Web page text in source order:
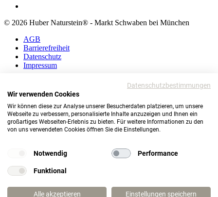
© 2026 Huber Naturstein® - Markt Schwaben bei München
AGB
Barrierefreiheit
Datenschutz
Impressum
Barrierefreiheit
Datenschutz
Impressum
© 2026 Huber Naturstein®
Markt Schwaben bei München
Datenschutzbestimmungen
Wir verwenden Cookies
Wir können diese zur Analyse unserer Besucherdaten platzieren, um unsere
Webseite zu verbessern, personalisierte Inhalte anzuzeigen und Ihnen ein
großartiges Webseiten-Erlebnis zu bieten. Für weitere Informationen zu den
von uns verwendeten Cookies öffnen Sie die Einstellungen.
Notwendig Performance
Funktional
Alle akzeptieren Einstellungen speichern